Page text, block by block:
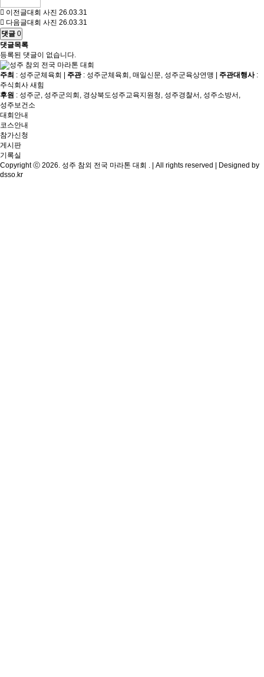
이전글대회 사진 26.03.31
다음글대회 사진 26.03.31
댓글 0
댓글목록
등록된 댓글이 없습니다.
주최 : 성주군체육회 | 주관: 성주군체육회, 매일신문, 성주군육상연맹 | 주관대행사:
주식회사 새힘
후원 : 성주군, 성주군의회, 경상북도성주교육지원청, 성주경찰서, 성주소방서,
성주보건소
대회안내
코스안내
참가신청
게시판
기록실
Copyright ⓒ 2026. 성주 참외 전국 마라톤 대회 . | All rights reserved | Designed by
dsso.kr